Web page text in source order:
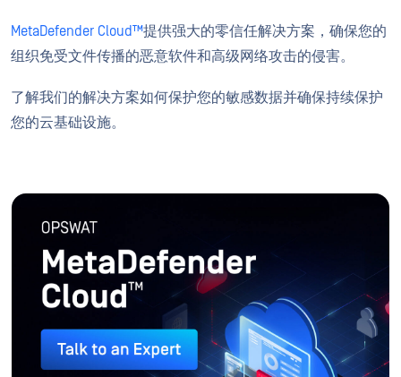
MetaDefender Cloud™提供强大的零信任解决方案，确保您的
组织免受文件传播的恶意软件和高级网络攻击的侵害。
了解我们的解决方案如何保护您的敏感数据并确保持续保护
您的云基础设施。
OPSWAT
MetaDefender Cloud
业界领先的云端安全
咨询专家